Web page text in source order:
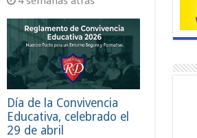
Día de la Convivencia
Educativa, celebrado el
29 de abril